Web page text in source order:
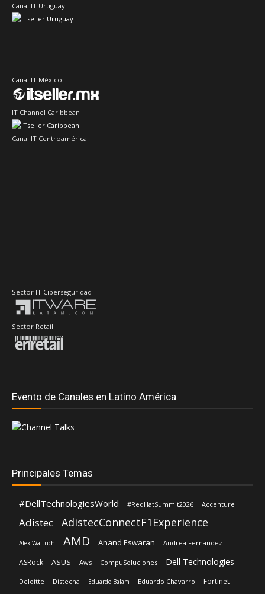
Canal IT Uruguay
Canal IT México
IT Channel Caribbean
Canal IT Centroamérica
Sector IT Ciberseguridad
Sector Retail
Evento de Canales en Latino América
Principales Temas
#DellTechnologiesWorld #RedHatSummit2026 Accenture
Adistec AdistecConnectF1Experience
Alex Waltuch AMD Anand Eswaran Andrea Fernandez
ASRock ASUS Aws CompuSoluciones Dell Technologies
Deloitte Distecna Eduardo Balam Eduardo Chavarro Fortinet